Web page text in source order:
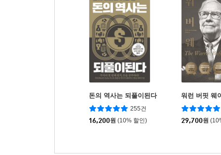
돈의 역사는 되풀이된다
255건
16,200원 (10% 할인)
워런 버핏 웨
29,700원